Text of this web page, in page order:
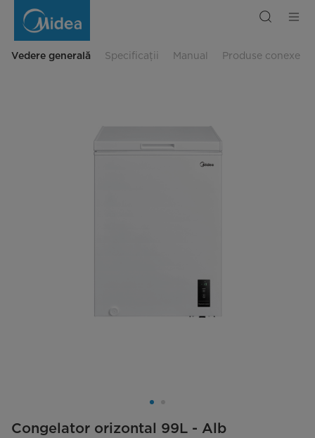
orizontal
Vedere generală Specificații Manual Produse conexe
Congelator orizontal 99L - Alb